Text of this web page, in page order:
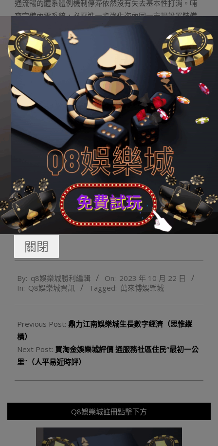
通流暢的體系體例機制停滯依然沒有失去基本性打消。哺
育完備內需系統，必需進一步強化海內同一市場設置裝備
擺設，破除陰礙臨盆要素市場化設置以及商品服務暢通流
暢的體系體例機制停滯，依托強盛海內市場，使臨盆、調
配、暢通流暢、花費各環節加倍通順，造成公民經濟良性
輪回。
把擴展海內需乞降推進財產和諧生長結合起來。實體經濟
是我國經濟生長的基礎，是財富制造的源泉。實體經濟生
長得越好，對其余財產的帶動作用越強。要把做實做強做
優實體經濟，推進金融、房地產同實體經濟平衡生長，增
進農業、創造業、服務業、動力資本等財產門類瓜葛和諧
作為擴展海內需求的主戰場，更好施展海內需求進級在加
速生長當代財產系統中的牽引作用。
加速哺育完備內需系統的重點使命
《倡議》從加強花費對經濟生長的根基性作用、施展投資
對優化供給布局的樞紐作用兩個方面，體系部署了哺育完
備內需系統的重點使命。
10-
22
By: q8娛樂城勝利編輯 On: 2023 年 10 月 22 日
In: Q8娛樂城資訊 Tagged: 萬來博娛樂城
Previous Post: 鼎力江南娛樂城生長數字經濟（思惟縱
橫）
Next Post: 買淘金娛樂城評價 通服務社區住民“最初一公
里”（人平易近時評）
Q8娛樂城註冊點擊下方
關閉